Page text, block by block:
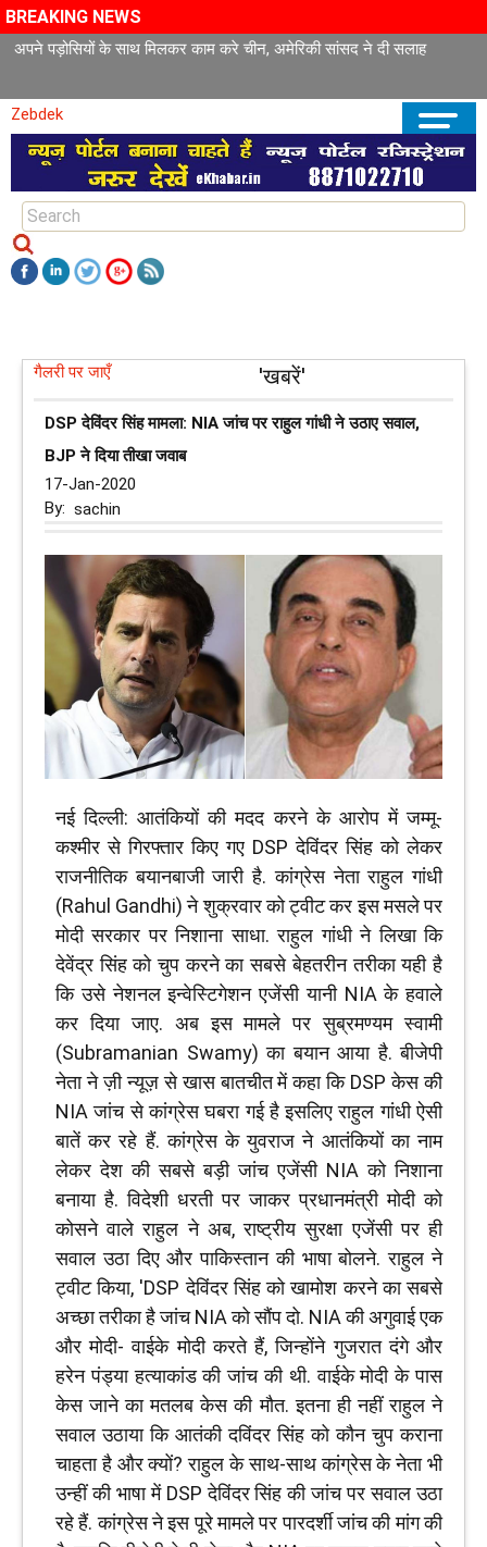
BREAKING NEWS
अपने पड़ोसियों के साथ मिलकर काम करे चीन, अमेरिकी सांसद ने दी सलाह
Zebdek
गैलरी पर जाएँ 'खबरें'
DSP देविंदर सिंह मामला: NIA जांच पर राहुल गांधी ने उठाए सवाल,
BJP ने दिया तीखा जवाब
17-Jan-2020
By: sachin
नई दिल्ली: आतंकियों की मदद करने के आरोप में जम्मू-
कश्मीर से गिरफ्तार किए गए DSP देविंदर सिंह को लेकर
राजनीतिक बयानबाजी जारी है. कांग्रेस नेता राहुल गांधी
(Rahul Gandhi) ने शुक्रवार को ट्वीट कर इस मसले पर
मोदी सरकार पर निशाना साधा. राहुल गांधी ने लिखा कि
देवेंद्र सिंह को चुप करने का सबसे बेहतरीन तरीका यही है
कि उसे नेशनल इन्वेस्टिगेशन एजेंसी यानी NIA के हवाले
कर दिया जाए. अब इस मामले पर सुब्रमण्यम स्वामी
(Subramanian Swamy) का बयान आया है. बीजेपी
नेता ने ज़ी न्यूज़ से खास बातचीत में कहा कि DSP केस की
NIA जांच से कांग्रेस घबरा गई है इसलिए राहुल गांधी ऐसी
बातें कर रहे हैं. कांग्रेस के युवराज ने आतंकियों का नाम
लेकर देश की सबसे बड़ी जांच एजेंसी NIA को निशाना
बनाया है. विदेशी धरती पर जाकर प्रधानमंत्री मोदी को
कोसने वाले राहुल ने अब, राष्ट्रीय सुरक्षा एजेंसी पर ही
सवाल उठा दिए और पाकिस्तान की भाषा बोलने. राहुल ने
ट्वीट किया, 'DSP देविंदर सिंह को खामोश करने का सबसे
अच्छा तरीका है जांच NIA को सौंप दो. NIA की अगुवाई एक
और मोदी- वाईके मोदी करते हैं, जिन्होंने गुजरात दंगे और
हरेन पंड्या हत्याकांड की जांच की थी. वाईके मोदी के पास
केस जाने का मतलब केस की मौत. इतना ही नहीं राहुल ने
सवाल उठाया कि आतंकी दविंदर सिंह को कौन चुप कराना
चाहता है और क्यों? राहुल के साथ-साथ कांग्रेस के नेता भी
उन्हीं की भाषा में DSP देविंदर सिंह की जांच पर सवाल उठा
रहे हैं. कांग्रेस ने इस पूरे मामले पर पारदर्शी जांच की मांग की